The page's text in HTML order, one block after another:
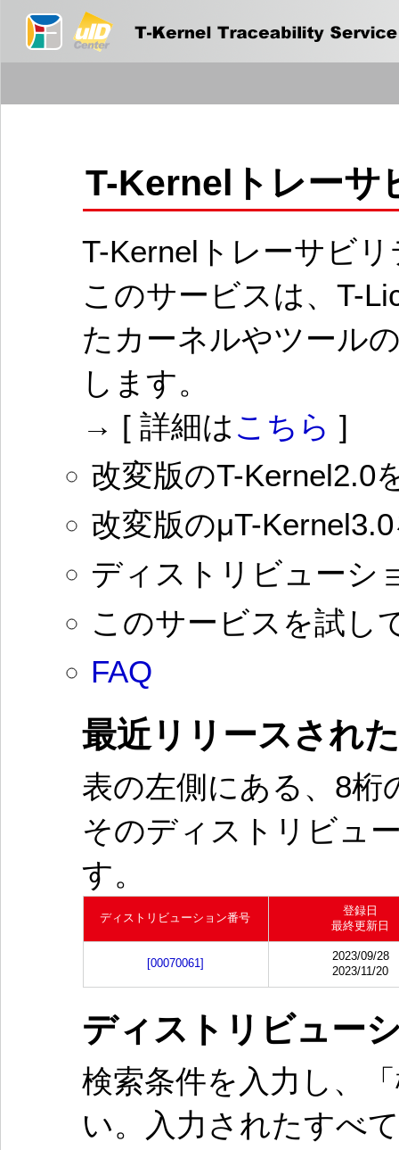
T-Kernelトレーサ
T-Kernelトレーサビ
このサービスは、T-
たカーネルやツール
します。
→ [ 詳細は こちら ]
改変版のT-Kernel2.0
改変版のμT-
ディストリビューシ
このサービスを試し
FAQ
最近リリースされ
表の左側にある、8桁
そのディストリビュ
す。
ディストリビューション番号
登録日
最終更新日
[00070061]
2023/09/28
2023/11/20
ディストリビュー
検索条件を入力し、
い。入力されたすべ